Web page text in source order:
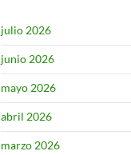
julio 2026
junio 2026
mayo 2026
abril 2026
marzo 2026